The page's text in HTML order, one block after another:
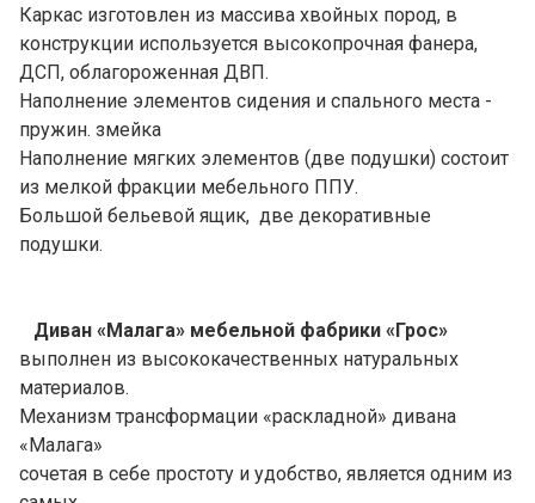
Каркас изготовлен из массива хвойных пород, в
конструкции используется высокопрочная фанера,
ДСП, облагороженная ДВП.
Наполнение элементов сидения и спального места -
пружин. змейка
Наполнение мягких элементов (две подушки) состоит
из мелкой фракции мебельного ППУ.
Большой бельевой ящик, две декоративные
подушки.
Диван «Малага» мебельной фабрики «Грос»
выполнен из высококачественных натуральных
материалов.
Механизм трансформации «раскладной» дивана
«Малага»
сочетая в себе простоту и удобство, является одним из